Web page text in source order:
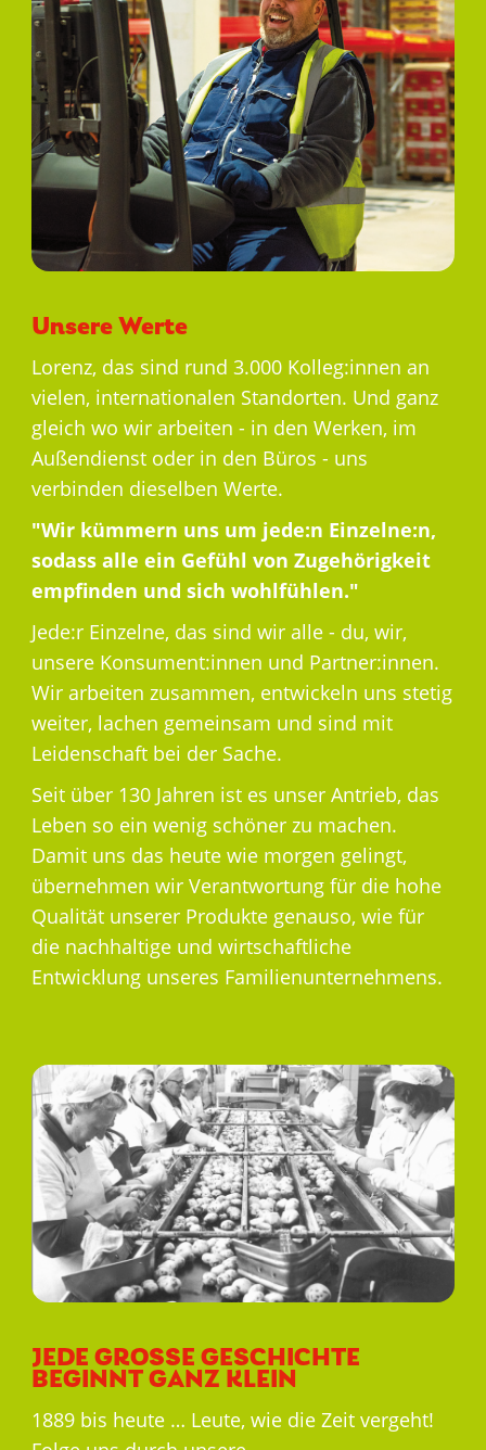
Unsere Werte
Lorenz, das sind rund 3.000 Kolleg:innen an
vielen, internationalen Standorten. Und ganz
gleich wo wir arbeiten - in den Werken, im
Außendienst oder in den Büros - uns
verbinden dieselben Werte.
"Wir kümmern uns um jede:n Einzelne:n,
sodass alle ein Gefühl von Zugehörigkeit
empfinden und sich wohlfühlen."
Jede:r Einzelne, das sind wir alle - du, wir,
unsere Konsument:innen und Partner:innen.
Wir arbeiten zusammen, entwickeln uns stetig
weiter, lachen gemeinsam und sind mit
Leidenschaft bei der Sache.
Seit über 130 Jahren ist es unser Antrieb, das
Leben so ein wenig schöner zu machen.
Damit uns das heute wie morgen gelingt,
übernehmen wir Verantwortung für die hohe
Qualität unserer Produkte genauso, wie für
die nachhaltige und wirtschaftliche
Entwicklung unseres Familienunternehmens.
JEDE GROSSE GESCHICHTE B
EGINNT GANZ KLEIN
1889 bis heute … Leute, wie die Zeit vergeht!